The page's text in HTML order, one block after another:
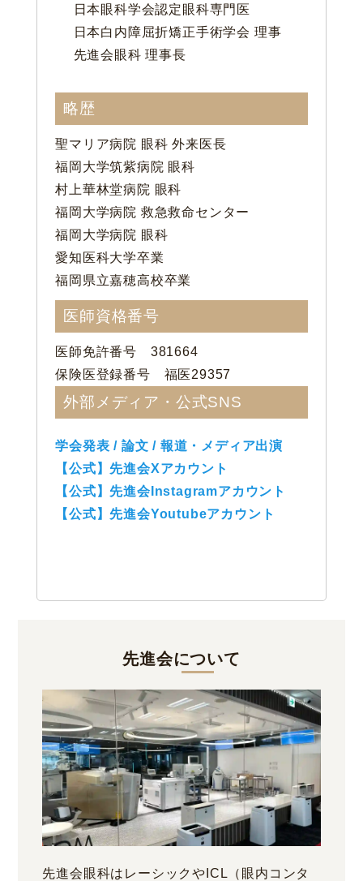
日本眼科学会認定眼科専門医
日本白内障屈折矯正手術学会 理事
先進会眼科 理事長
略歴
聖マリア病院 眼科 外来医長
福岡大学筑紫病院 眼科
村上華林堂病院 眼科
福岡大学病院 救急救命センター
福岡大学病院 眼科
愛知医科大学卒業
福岡県立嘉穂高校卒業
医師資格番号
医師免許番号 381664
保険医登録番号 福医29357
外部メディア・公式SNS
学会発表 / 論文 / 報道・メディア出演
【公式】先進会Xアカウント
【公式】先進会Instagramアカウント
【公式】先進会Youtubeアカウント
先進会について
先進会眼科はレーシックやICL（眼内コンタ